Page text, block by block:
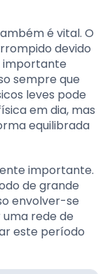
é vital. O
devido
importante
sempre que
leves pode
em dia, mas
equilibrada
importante.
de grande
envolver-se
rede de
este período